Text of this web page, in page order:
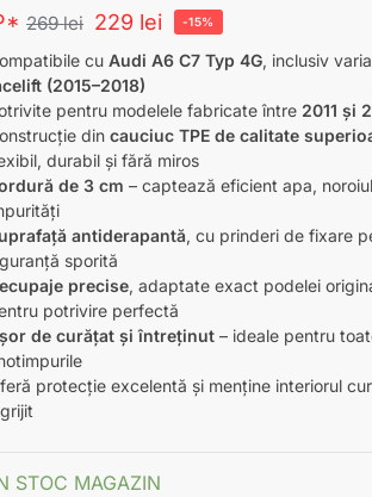
269lei 229 lei -15%
cuAudi A6 C7 Typ 4G, inclusiv
(2015–2018)
pentru modelele fabricate între 2011 și
dincauciuc TPE de calitate
durabil și fără miros
de 3 cm – captează eficient apa,
antiderapantă, cu prinderi de fixare
sporită
precise, adaptate exact podelei
potrivire perfectă
de curățat și întreținut – ideale pentru
protecție excelentă și menține interiorul
STOC MAGAZIN